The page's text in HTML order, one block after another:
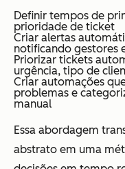
Definir tempos de
prioridade de ticket
Criar alertas
notificando gestores
Priorizar tickets
urgência, tipo de
Criar automações
problemas e
manual
Essa abordagem
abstrato em uma